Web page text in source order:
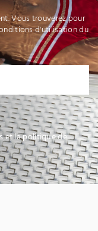
Vous trouverez pour
d'utilisation du
et la politique de